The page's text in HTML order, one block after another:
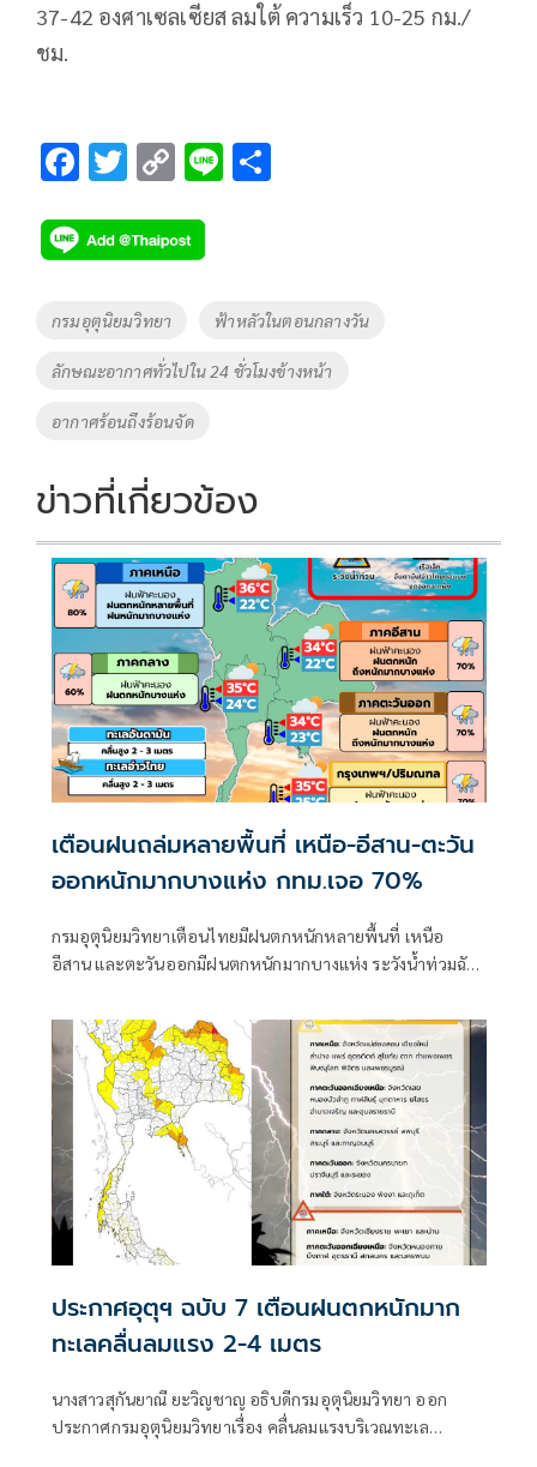
37-42 องศาเซลเซียส ลมใต้ ความเร็ว 10-25 กม./
ชม.
F
e
b
o
k
T
tt
er
C
p
y
n
k
Li
Tags
กรมอุตุนิยมวิทยา ฟ้าหลัวในตอนกลางวัน
ลักษณะอากาศทั่วไปใน 24 ชั่วโมงข้างหน้า
อากาศร้อนถึงร้อนจัด
ข่าวที่เกี่ยวข้อง
เตือนฝนถล่มหลายพื้นที่ เหนือ-อีสาน-ตะวัน
ออกหนักมากบางแห่ง กทม.เจอ 70%
กรมอุตุนิยมวิทยาเตือนไทยมีฝนตกหนักหลายพื้นที่ เหนือ
อีสาน และตะวันออกมีฝนตกหนักมากบางแห่ง ระวังน้ำท่วมฉับ
ตอนบนคลื่นสูง 2-3 เมตร เรือเล็กควรงดออกจากฝั่ง ส่วนไต้ฝุ่น
“ดอลฟิน” ไม่เข้าไทย
ประกาศอุตุฯ ฉบับ 7 เตือนฝนตกหนักมาก
ทะเลคลื่นลมแรง 2-4 เมตร
นางสาวสุกันยาณี ยะวิญชาญ อธิบดีกรมอุตุนิยมวิทยา ออก
ประกาศกรมอุตุนิยมวิทยาเรื่อง คลื่นลมแรงบริเวณทะเล